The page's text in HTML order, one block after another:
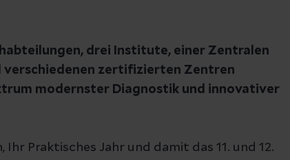
drei Institute, einer Zentralen
verschiedenen zertifizierten Zentren
modernster Diagnostik und innovativer
Praktisches Jahr und damit das 11. und 12.